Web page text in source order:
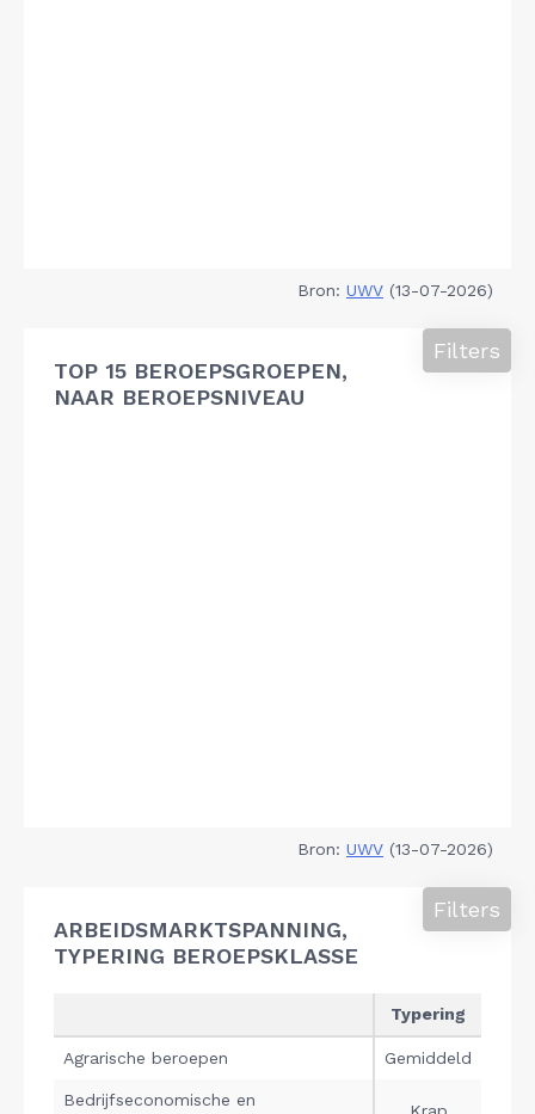
Bron: UWV (13-07-2026)
TOP 15 BEROEPSGROEPEN,
NAAR BEROEPSNIVEAU
Filters
Bron: UWV (13-07-2026)
ARBEIDSMARKTSPANNING,
TYPERING BEROEPSKLASSE
Filters